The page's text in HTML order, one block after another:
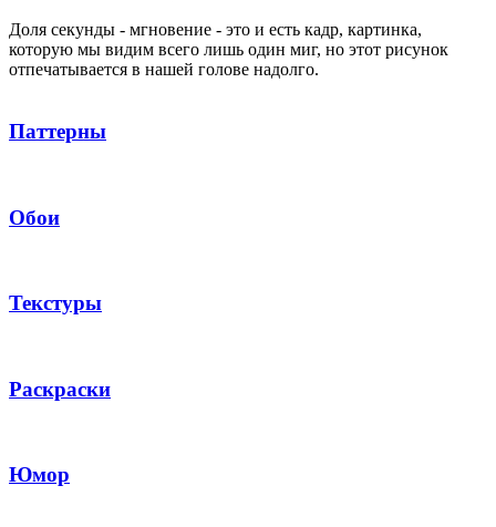
Доля секунды - мгновение - это и есть кадр, картинка,
которую мы видим всего лишь один миг, но этот рисунок
отпечатывается в нашей голове надолго.
Паттерны
Обои
Текстуры
Раскраски
Юмор